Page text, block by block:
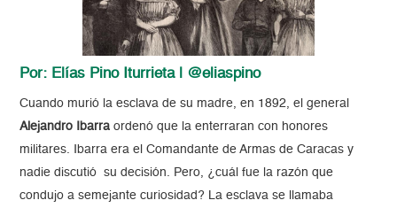
Por: Elías Pino Iturrieta | @eliaspino
Cuando murió la esclava de su madre, en 1892, el general
Alejandro Ibarra ordenó que la enterraran con honores
militares. Ibarra era el Comandante de Armas de Caracas y
nadie discutió su decisión. Pero, ¿cuál fue la razón que
condujo a semejante curiosidad? La esclava se llamaba